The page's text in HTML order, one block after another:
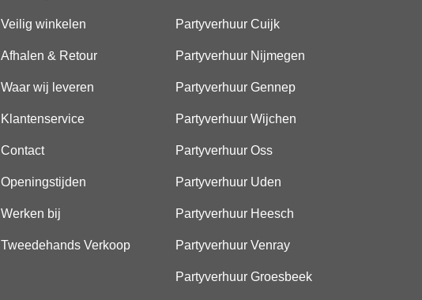
Veilig winkelen
Afhalen & Retour
Waar wij leveren
Klantenservice
Contact
Openingstijden
Werken bij
Tweedehands Verkoop
Partyverhuur Cuijk
Partyverhuur Nijmegen
Partyverhuur Gennep
Partyverhuur Wijchen
Partyverhuur Oss
Partyverhuur Uden
Partyverhuur Heesch
Partyverhuur Venray
Partyverhuur Groesbeek